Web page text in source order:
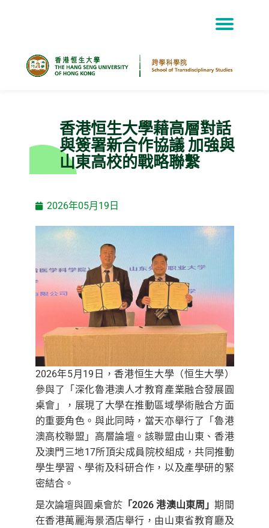
香港恒生大學藉高層對話
與簽署新合作協議 加強與
山東高校的戰略聯繫
2026年05月19日
2026年5月19日，香港恒生大學（恒生大學）
參與了「深化魯港澳人才教育產業融合發展圓
桌會」，展現了大學在推動區域學術融合方面
的重要角色。與此同時，當天亦舉行了「魯港
澳高校聯盟」高層論壇。該聯盟由山東、香港
及澳門三地17所頂尖成員院校組成，共同推動
學生學習、學術及科研合作，以及產學研的緊
密結合。
是次論壇與圓桌會於 「2026 港澳山東周」期間
在香港萬麗海景酒店舉行，由山東省教育廳及